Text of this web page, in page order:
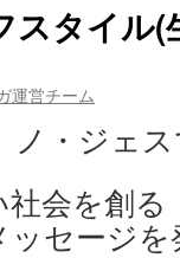
スタイル
運営チーム
ノ・ジェ
会を創る
ッセージ